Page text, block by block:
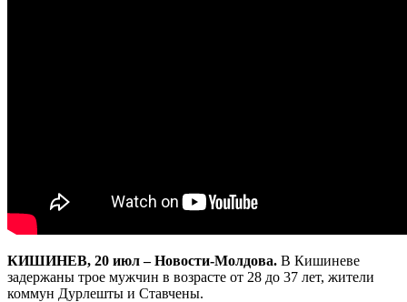
КИШИНЕВ, 20 июл – Новости-Молдова. В Кишиневе
задержаны трое мужчин в возрасте от 28 до 37 лет, жители
коммун Дурлешты и Ставчены.